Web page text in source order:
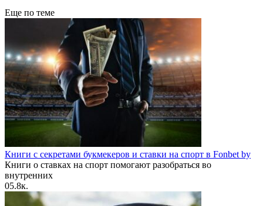
Еще по теме
Книги с секретами букмекеров и ставки на спорт в Fonbet by
Книги о ставках на спорт помогают разобраться во
внутренних
05.8к.